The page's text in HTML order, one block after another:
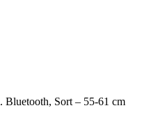
Sort – 55-61 cm